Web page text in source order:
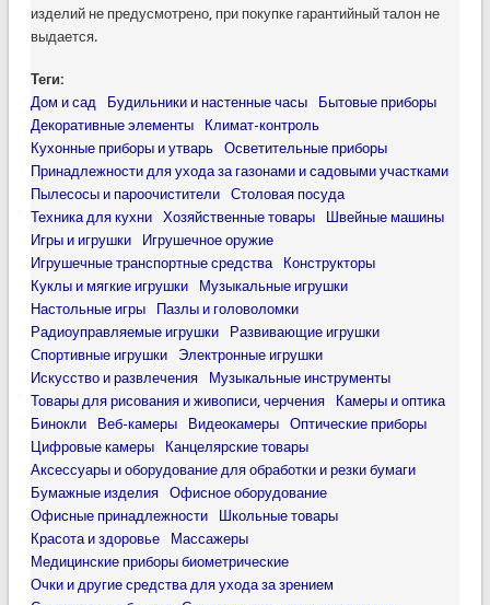
изделий не предусмотрено, при покупке гарантийный талон не
выдается.
Теги:
Дом и сад
Будильники и настенные часы
Бытовые приборы
Декоративные элементы
Климат-контроль
Кухонные приборы и утварь
Осветительные приборы
Принадлежности для ухода за газонами и садовыми участками
Пылесосы и пароочистители
Столовая посуда
Техника для кухни
Хозяйственные товары
Швейные машины
Игры и игрушки
Игрушечное оружие
Игрушечные транспортные средства
Конструкторы
Куклы и мягкие игрушки
Музыкальные игрушки
Настольные игры
Пазлы и головоломки
Радиоуправляемые игрушки
Развивающие игрушки
Спортивные игрушки
Электронные игрушки
Искусство и развлечения
Музыкальные инструменты
Товары для рисования и живописи, черчения
Камеры и оптика
Бинокли
Веб-камеры Видеокамеры
Оптические приборы
Цифровые камеры
Канцелярские товары
Аксессуары и оборудование для обработки и резки бумаги
Бумажные изделия
Офисное оборудование
Офисные принадлежности
Школьные товары
Красота и здоровье
Массажеры
Медицинские приборы биометрические
Очки и другие средства для ухода за зрением